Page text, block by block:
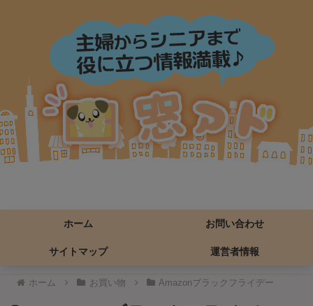
ホーム お問い合わせ
サイトマップ 運営者情報
ホーム お買い物 Amazonブラックフライデー